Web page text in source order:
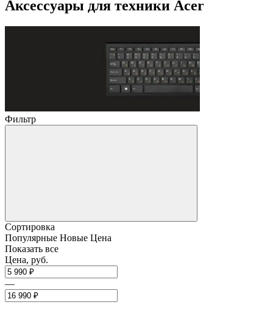
Аксессуары для техники Acer
Фильтр
Сортировка
Популярные Новые Цена
Показать все
Цена, руб.
—